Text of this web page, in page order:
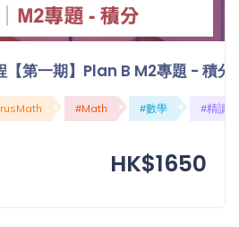
第一期】Plan B M2專題 - 積分
#Math #數學 #精讀
HK$1650